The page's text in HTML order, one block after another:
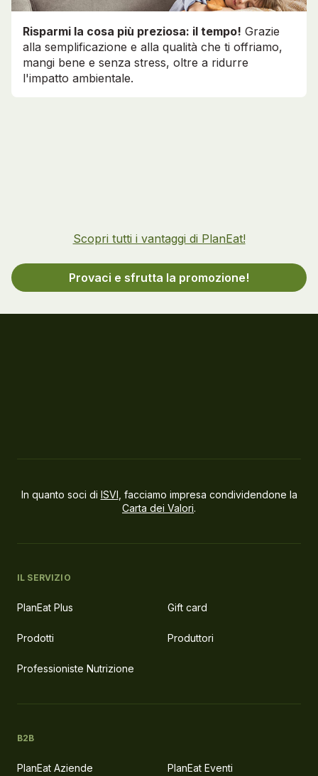
Risparmi la cosa più preziosa: il tempo! Grazie
alla semplificazione e alla qualità che ti offriamo,
mangi bene e senza stress, oltre a ridurre
l'impatto ambientale.
Scopri tutti i vantaggi di PlanEat!
Provaci e sfrutta la promozione!
In quanto soci di ISVI , facciamo impresa condividendone la
Carta dei Valori.
IL SERVIZIO
PlanEat Plus Gift card
Prodotti Produttori
Professioniste Nutrizione
B2B
PlanEat Aziende PlanEat Eventi